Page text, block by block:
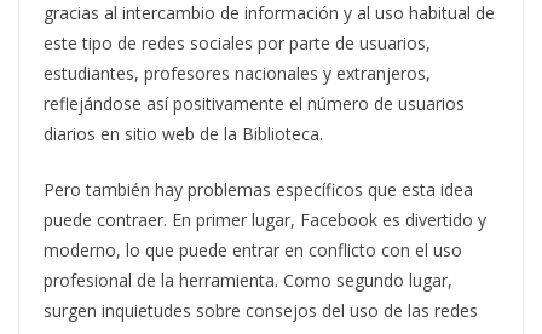
gracias al intercambio de información y al uso habitual de
este tipo de redes sociales por parte de usuarios,
estudiantes, profesores nacionales y extranjeros,
reflejándose así positivamente el número de usuarios
diarios en sitio web de la Biblioteca.
Pero también hay problemas específicos que esta idea
puede contraer. En primer lugar, Facebook es divertido y
moderno, lo que puede entrar en conflicto con el uso
profesional de la herramienta. Como segundo lugar,
surgen inquietudes sobre consejos del uso de las redes